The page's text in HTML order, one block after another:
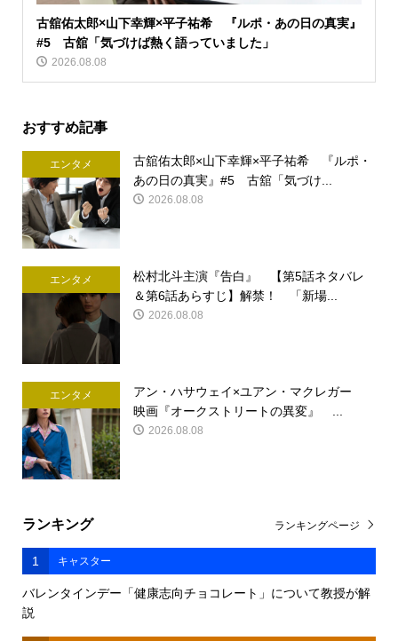
古舘佑太郎×山下幸輝×平子祐希 『ルポ・あの日の真実』
#5 古舘「気づけば熱く語っていました」
2026.08.08
おすすめ記事
エンタメ
古舘佑太郎×山下幸輝×平子祐希 『ルポ・
あの日の真実』#5 古舘「気づけ...
2026.08.08
エンタメ
松村北斗主演『告白』 【第5話ネタバレ
＆第6話あらすじ】解禁！ 「新場...
2026.08.08
エンタメ
アン・ハサウェイ×ユアン・マクレガー
映画『オークストリートの異変』 ...
2026.08.08
ランキング
1 キャスター
バレンタインデー「健康志向チョコレート」について教授が解
説
ランキングページ